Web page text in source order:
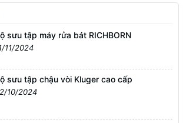
sưu tập máy rửa bát RICHBORN
11/2024
sưu tập chậu vòi Kluger cao cấp
10/2024